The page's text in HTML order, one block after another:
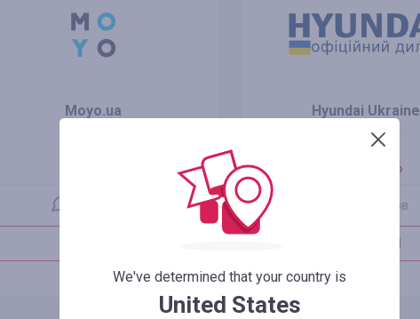
Moyo.ua
ПОДРОБНЕЕ
Hyundai Ukraine
кэшбэк
до 2.05%
0 отзывов
ПОДРОБНЕЕ
We've determined that your country is
United States